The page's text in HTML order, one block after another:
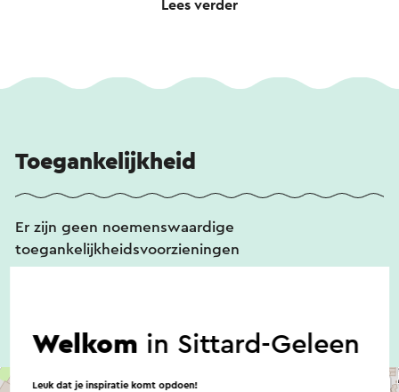
Lees verder
Toegankelijkheid
Er zijn geen noemenswaardige
toegankelijkheidsvoorzieningen
Welkom in Sittard-Geleen
Leuk dat je inspiratie komt opdoen!